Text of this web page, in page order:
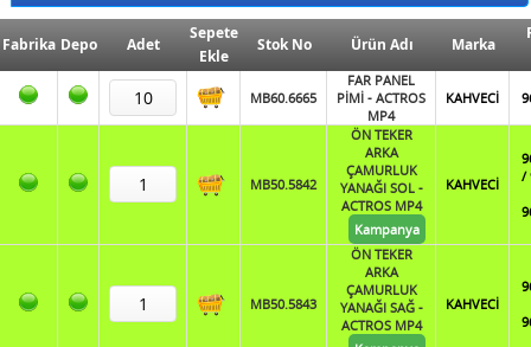
Fabrika Depo Adet
Sepete
Ekle
Stok No Ürün Adı Marka
MB60.6665
FAR PANEL
PİMİ - ACTROS
MP4
KAHVECİ
MB50.5842
ÖN TEKER
ARKA
ÇAMURLUK
YANAĞI SOL -
ACTROS MP4
Kampanya
KAHVECİ
/
MB50.5843
ÖN TEKER
ARKA
ÇAMURLUK
YANAĞI SAĞ -
ACTROS MP4
KAHVECİ